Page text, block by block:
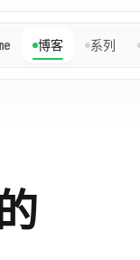
博客 系列